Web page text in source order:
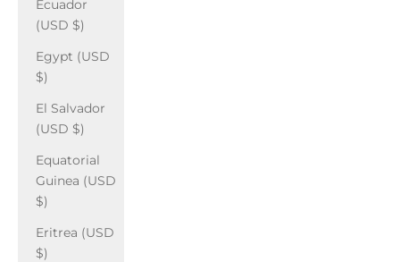
Ecuador
(USD $)
Egypt (USD
$)
El Salvador
(USD $)
Equatorial
Guinea (USD
$)
Eritrea (USD
$)